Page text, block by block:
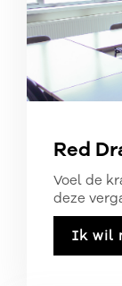
Red
Voel de
deze
Ik wil